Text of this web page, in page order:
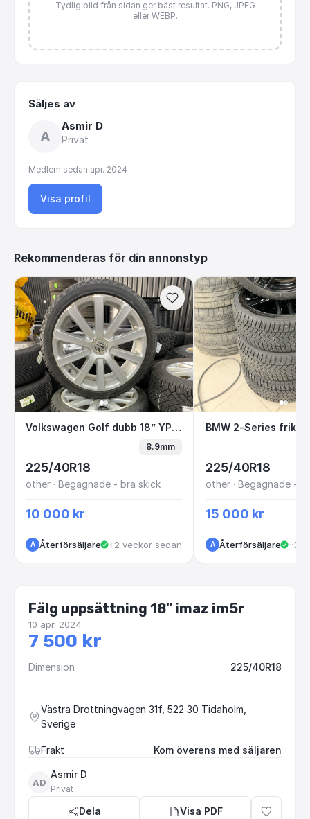
Tydlig bild från sidan ger bäst resultat. PNG, JPEG
eller WEBP.
Säljes av
A
Asmir D
Privat
Medlem sedan apr. 2024
Visa profil
Rekommenderas för din annonstyp
Volkswagen Golf dubb 18” YPT358 A2-6
Volkswagen Golf dubb 18” YPT358 A2-6
8.9mm
225/40R18
other · Begagnade - bra skick
10 000 kr
A Återförsäljare · Kungälv
·2 veckor sedan
BMW 2-Series
225/40R18
other · Begagnade -
15 000 kr
A Återförsäljare ··3
Fälg uppsättning 18" imaz im5r
10 apr. 2024
7 500 kr
Dimension 225/40R18
Västra Drottningvägen 31f, 522 30 Tidaholm,
Sverige
Frakt Kom överens med säljaren
AD
Asmir D
Privat
Dela Visa PDF